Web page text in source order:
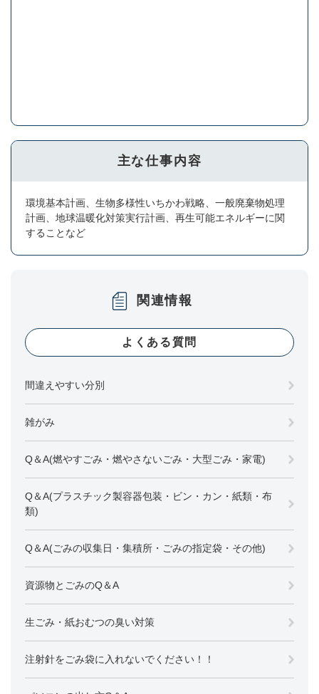
主な仕事内容
環境基本計画、生物多様性いちかわ戦略、一般廃棄物処理
計画、地球温暖化対策実行計画、再生可能エネルギーに関
することなど
関連情報
よくある質問
間違えやすい分別
雑がみ
Q＆A(燃やすごみ・燃やさないごみ・大型ごみ・家電)
Q＆A(プラスチック製容器包装・ビン・カン・紙類・布
類)
Q＆A(ごみの収集日・集積所・ごみの指定袋・その他)
資源物とごみのQ＆A
生ごみ・紙おむつの臭い対策
注射針をごみ袋に入れないでください！！